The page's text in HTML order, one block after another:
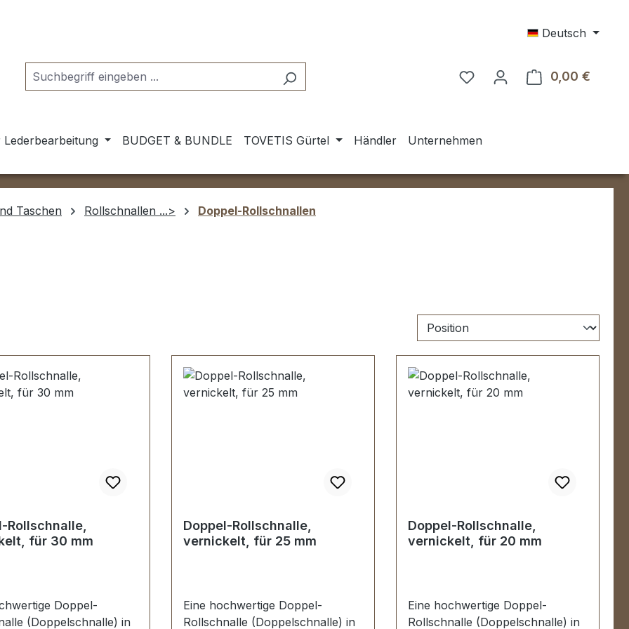
Deutsch
0,00 €
BUDGET & BUNDLE TOVETIS Gürtel Händler Unternehmen
Taschen Rollschnallen ...> Doppel-Rollschnallen
Rollschnalle,
für 30 mm
Doppel-
(Doppelschnalle) in
Doppel-Rollschnalle,
vernickelt, für 25 mm
Eine hochwertige Doppel-
Rollschnalle (Doppelschnalle) in
Doppel-Rollschnalle,
vernickelt, für 20 mm
Eine hochwertige Doppel-
Rollschnalle (Doppelschnalle) in